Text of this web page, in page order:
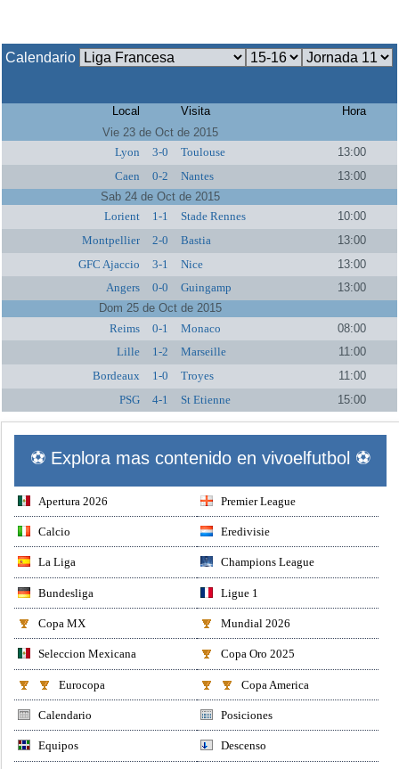
Calendario
Local Visita
Hora
Vie 23 de Oct de 2015
Lyon
3-0 Toulouse
13:00
Caen
0-2 Nantes
13:00
Sab 24 de Oct de 2015
Lorient
1-1 Stade Rennes
10:00
Montpellier
2-0 Bastia
13:00
GFC Ajaccio
3-1 Nice
13:00
Angers
0-0 Guingamp
13:00
Dom 25 de Oct de 2015
Reims
0-1 Monaco
08:00
Lille
1-2 Marseille
11:00
Bordeaux
1-0 Troyes
11:00
PSG
4-1 St Etienne 15:00
⚽ Explora mas contenido en vivoelfutbol ⚽
Apertura 2026 Premier League
Calcio Eredivisie
La Liga Champions League
Bundesliga Ligue 1
Copa MX Mundial 2026
Seleccion Mexicana Copa Oro 2025
Eurocopa Copa America
Calendario Posiciones
Equipos Descenso